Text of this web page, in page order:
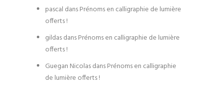
pascal dansPrénoms en calligraphie de lumière
offerts !
gildasdansPrénoms en calligraphie de lumière
offerts !
Guegan NicolasdansPrénoms en calligraphie
de lumière offerts !